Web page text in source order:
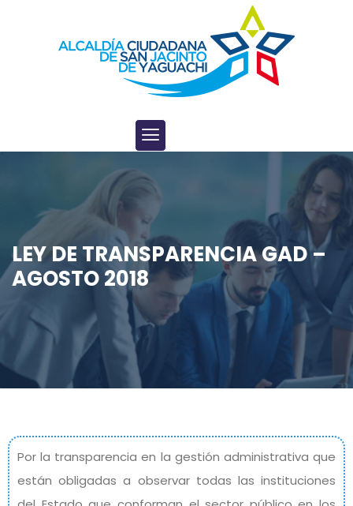
LEY DE TRANSPARENCIA GAD –
AGOSTO 2018
Por la transparencia en la gestión administrativa que
están obligadas a observar todas las instituciones